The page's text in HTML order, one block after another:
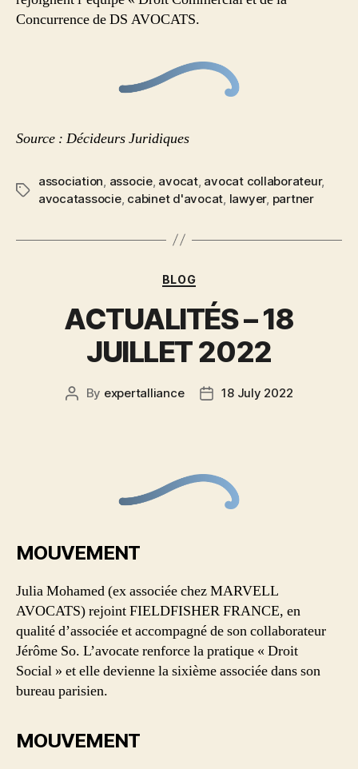
Concurrence de DS AVOCATS.
Source : Décideurs Juridiques
association, associe, avocat, avocat collaborateur,
avocatassocie, cabinet d'avocat, lawyer, partner
BLOG
ACTUALITÉS – 18
JUILLET 2022
By expertalliance 18 July 2022
MOUVEMENT
Julia Mohamed (ex associée chez MARVELL
AVOCATS) rejoint FIELDFISHER FRANCE, en
qualité d’associée et accompagné de son collaborateur
Jérôme So. L’avocate renforce la pratique « Droit
Social » et elle devienne la sixième associée dans son
bureau parisien.
MOUVEMENT